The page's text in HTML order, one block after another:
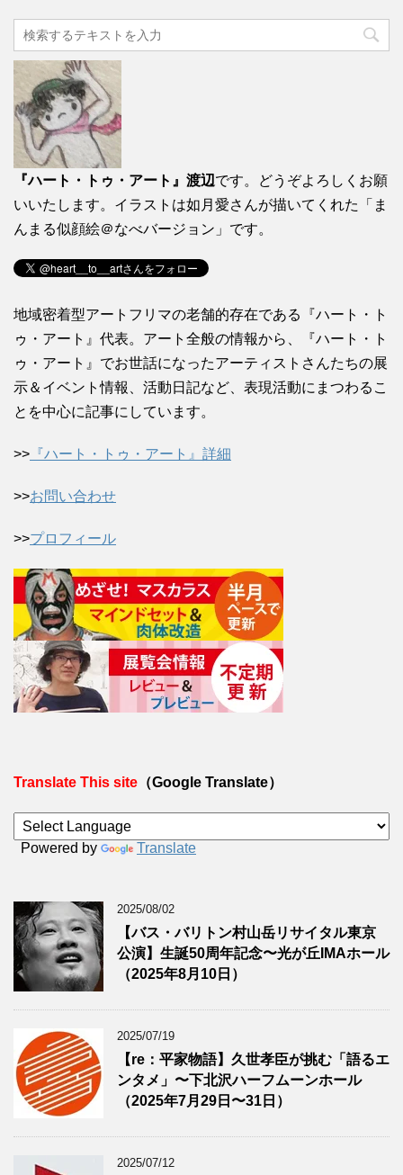
『ハート・トゥ・アート』渡辺です。どうぞよろしくお願
いいたします。イラストは如月愛さんが描いてくれた「ま
んまる似顔絵＠なべバージョン」です。
地域密着型アートフリマの老舗的存在である『ハート・ト
ゥ・アート』代表。アート全般の情報から、『ハート・ト
ゥ・アート』でお世話になったアーティストさんたちの展
示＆イベント情報、活動日記など、表現活動にまつわるこ
とを中心に記事にしています。
>> 『ハート・トゥ・アート』詳細
>>お問い合わせ
>>プロフィール
Translate This site （Google Translate）
Powered by Translate
2025/08/02
【バス・バリトン村山岳リサイタル東京
公演】生誕50周年記念〜光が丘IMAホール
（2025年8月10日）
2025/07/19
【re：平家物語】久世孝臣が挑む「語るエ
ンタメ」〜下北沢ハーフムーンホール
（2025年7月29日〜31日）
2025/07/12